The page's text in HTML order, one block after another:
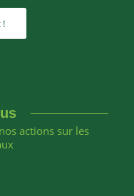
!
actions sur les